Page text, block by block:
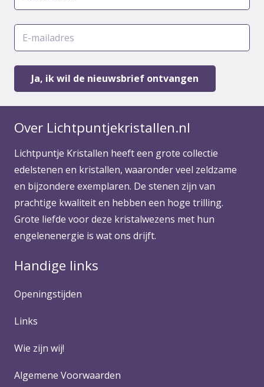
Over Lichtpuntjekristallen.nl
Lichtpuntje Kristallen heeft een grote collectie
edelstenen en kristallen, waaronder veel zeldzame
en bijzondere exemplaren. De stenen zijn van
prachtige kwaliteit en hebben een hoge trilling.
Grote liefde voor deze kristalwezens met hun
engelenenergie is wat ons drijft.
Handige links
Openingstijden
Links
Wie zijn wij!
Algemene Voorwaarden